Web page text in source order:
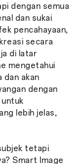
dengan semua
dan sukai
pencahayaan,
secara
di latar
mengetahui
dan akan
dengan
lebih jelas,
tetapi
Smart Image